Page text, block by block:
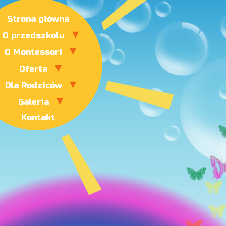
Strona główna
O przedszkolu
O Montessori
Oferta
Dla Rodziców
Galeria
Kontakt